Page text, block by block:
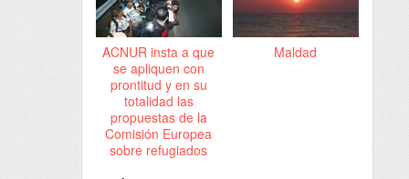
ACNUR insta a que
se apliquen con
prontitud y en su
totalidad las
propuestas de la
Comisión Europea
sobre refugiados
Maldad